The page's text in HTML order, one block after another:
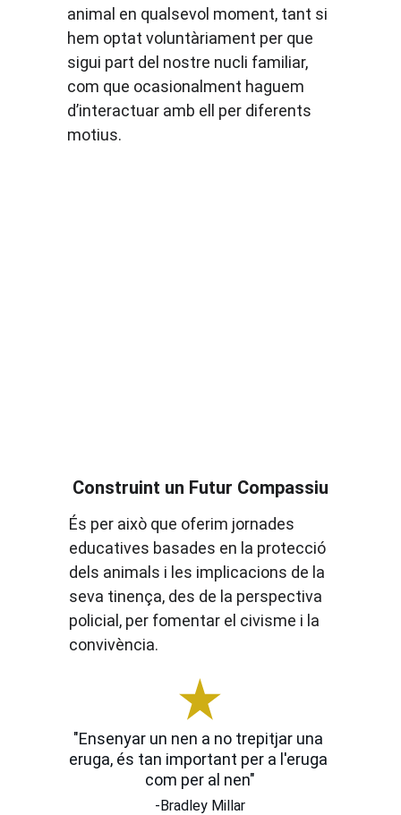
animal en qualsevol moment, tant si
hem optat voluntàriament per que
sigui part del nostre nucli familiar,
com que ocasionalment haguem
d’interactuar amb ell per diferents
motius.
És per això que oferim jornades
educatives basades en la protecció
dels animals i les implicacions de la
seva tinença, des de la perspectiva
policial, per fomentar el civisme i la
convivència.
Construint un Futur Compassiu
"Ensenyar un nen a no trepitjar una
eruga, és tan important per a l'eruga
com per al nen"
-Bradley Millar